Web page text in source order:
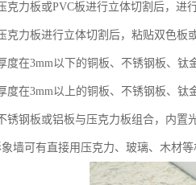
克力板或PVC板进行立体切割后，进
克力板进行立体切割后，粘贴双色板
度在3mm以下的铜板、不锈钢板、
度在3mm以上的铜板、不锈钢板、钛
锈钢板或铝板与压克力板组合，内置
墙可有直接用压克力、玻璃、木材等